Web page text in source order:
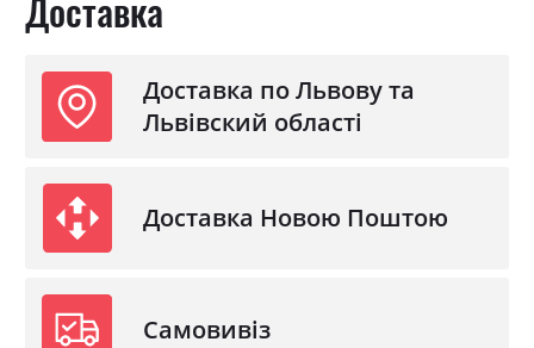
Доставка по Львову та
Львівский області
Доставка Новою Поштою
Самовивіз